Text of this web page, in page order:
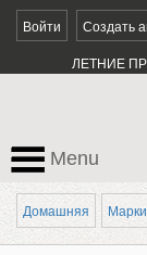
Войти Создать
ЛЕТНИЕ
Menu
Домашняя Марки